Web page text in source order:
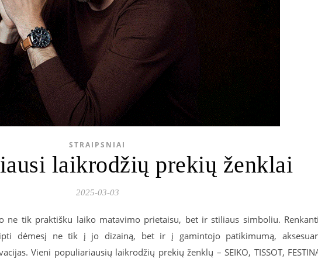
STRAIPSNIAI
laikrodžių prekių ženklai
2025-03-03
ne tik praktišku laiko matavimo prietaisu, bet ir stiliaus simboliu.
dėmesį ne tik į jo dizainą, bet ir į gamintojo patikimumą,
Vieni populiariausių laikrodžių prekių ženklų – SEIKO, TISSOT,